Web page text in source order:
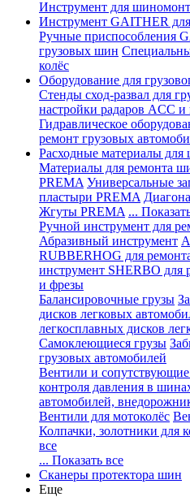
Инструмент для
Инструмент GAITHER
Ручные приспособления
грузовых шин
колёс
Оборудование для
Стенды сход-развал для
настройки радаров ACC
Гидравлическое
ремонт грузовых
Расходные материалы
Материалы для ремонта
PREMA Универсальные
пластыри PREMA
Жгуты PREMA ...
Ручной инструмент для
Абразивный инструмент
RUBBERHOG для
инструмент SHERBO для
и фрезы
Балансировочные грузы
дисков легковых
легкосплавных дисков
Самоклеющиеся грузы
грузовых автомобилей
Вентили и
контроля давления в
автомобилей,
Вентили для мотоколёс
Колпачки, золотники для
все
... Показать все
Сканеры протектора шин
Еще